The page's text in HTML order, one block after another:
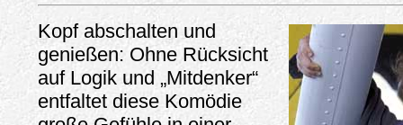
Kopf abschalten und
genießen: Ohne Rücksicht
auf Logik und „Mitdenker“
entfaltet diese Komödie